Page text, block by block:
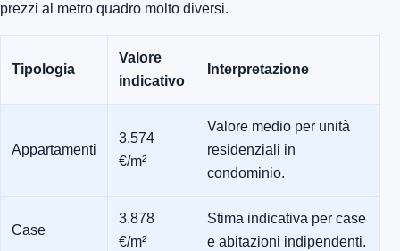
prezzi al metro quadro molto diversi.
Tipologia
Valore
indicativo
Interpretazione
Appartamenti
3.574
€/m²
Valore medio per unità
residenziali in
condominio.
Case
3.878
€/m²
Stima indicativa per case
e abitazioni indipendenti.